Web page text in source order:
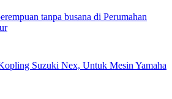
tanpa busana di Perumahan
Suzuki Nex, Untuk Mesin Yamaha